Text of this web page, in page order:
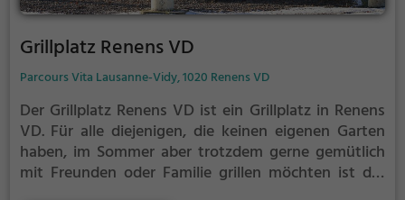
Grillplatz Renens VD
Parcours Vita Lausanne-Vidy, 1020 Renens VD
Der Grillplatz Renens VD ist ein Grillplatz in Renens
VD. Für alle diejenigen, die keinen eigenen Garten
haben, im Sommer aber trotzdem gerne gemütlich
mit Freunden oder Familie grillen möchten ist der